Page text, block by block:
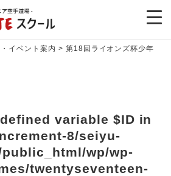
イベント案内 > 第18回ライオンズ杯少年
variable $ID in
8/seiyu-
wp/wp-
twentyseventeen-